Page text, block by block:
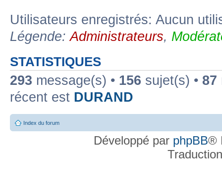
Utilisateurs enregistrés: Aucun
Légende:Administrateurs,
STATISTIQUES
293 message(s) • 156 sujet(s) • 87
récent est DURAND
Index du forum
Développé par phpBB®